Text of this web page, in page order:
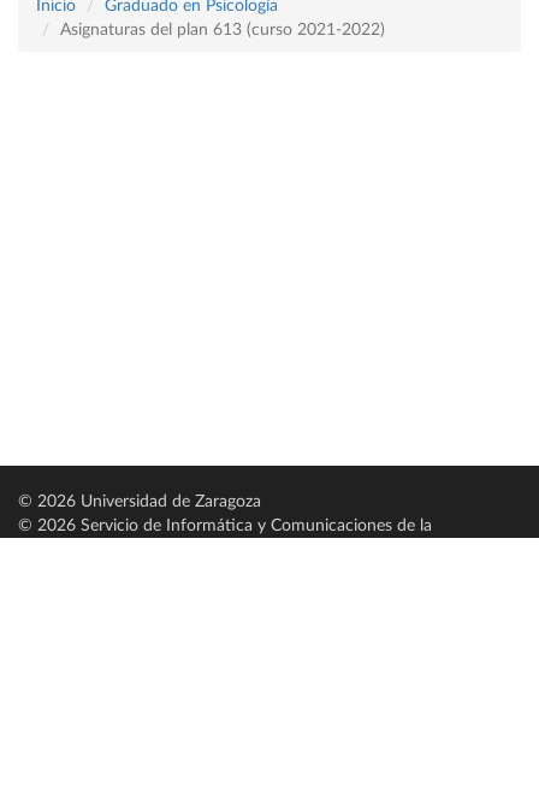
Inicio
Graduado en Psicología
Asignaturas del plan 613 (curso 2021-2022)
© 2026 Universidad de Zaragoza
© 2026 Servicio de Informática y Comunicaciones de la